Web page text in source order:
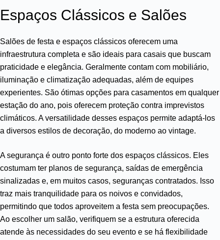
Espaços Clássicos e Salões
Salões de festa e espaços clássicos oferecem uma
infraestrutura completa e são ideais para casais que buscam
praticidade e elegância. Geralmente contam com mobiliário,
iluminação e climatização adequadas, além de equipes
experientes. São ótimas opções para casamentos em qualquer
estação do ano, pois oferecem proteção contra imprevistos
climáticos. A versatilidade desses espaços permite adaptá-los
a diversos estilos de decoração, do moderno ao vintage.
A segurança é outro ponto forte dos espaços clássicos. Eles
costumam ter planos de segurança, saídas de emergência
sinalizadas e, em muitos casos, seguranças contratados. Isso
traz mais tranquilidade para os noivos e convidados,
permitindo que todos aproveitem a festa sem preocupações.
Ao escolher um salão, verifiquem se a estrutura oferecida
atende às necessidades do seu evento e se há flexibilidade